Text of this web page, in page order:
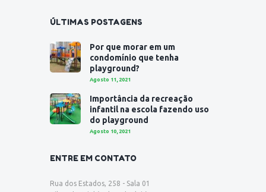
ÚLTIMAS POSTAGENS
Por que morar em um
condomínio que tenha
playground?
Agosto 11, 2021
Importância da recreação
infantil na escola fazendo uso
do playground
Agosto 10, 2021
ENTRE EM CONTATO
Rua dos Estados, 258 - Sala 01